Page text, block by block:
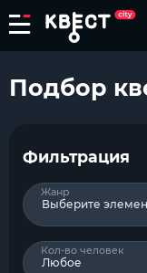
Подбор
Фильтрация
Жанр
Выберите
Кол-во человек
Любое